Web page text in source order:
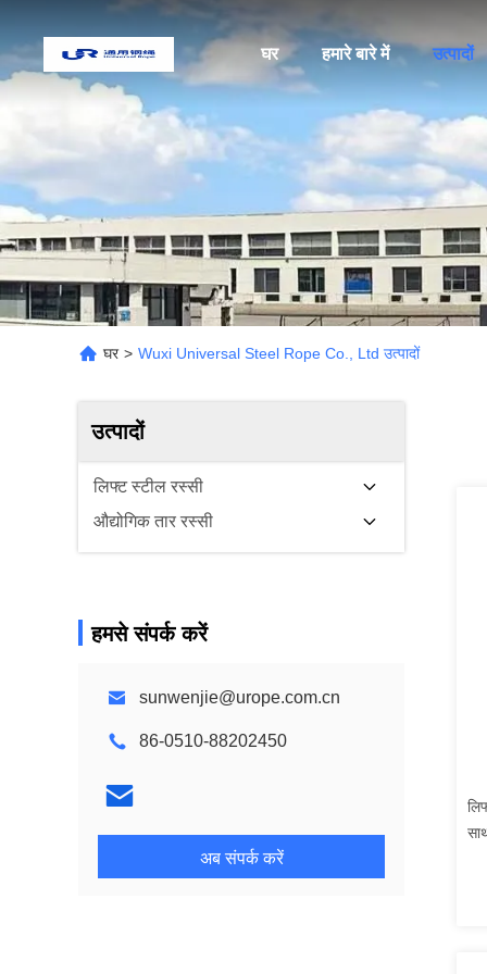
घर हमारे बारे में उत्पादों
घर > Wuxi Universal Steel Rope Co., Ltd उत्पादों
उत्पादों
लिफ्ट स्टील रस्सी
औद्योगिक तार रस्सी
हमसे संपर्क करें
sunwenjie@urope.com.cn
86-0510-88202450
अब संपर्क करें